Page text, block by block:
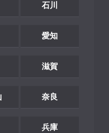
石川
愛知
滋賀
奈良
兵庫